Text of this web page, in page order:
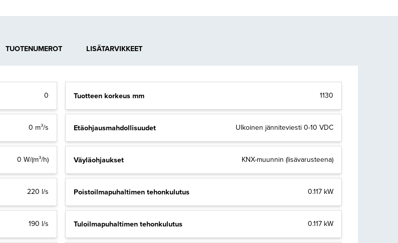
TUOTENUMEROT LISÄTARVIKKEET
0
0 m³/s
0 W/(m³/h)
220 l/s
190 l/s
Tuotteen korkeus mm 1130
Etäohjausmahdollisuudet Ulkoinen jänniteviesti 0-10 VDC
Väyläohjaukset KNX-muunnin (lisävarusteena)
Poistoilmapuhaltimen tehonkulutus 0.117 kW
Tuloilmapuhaltimen tehonkulutus 0.117 kW